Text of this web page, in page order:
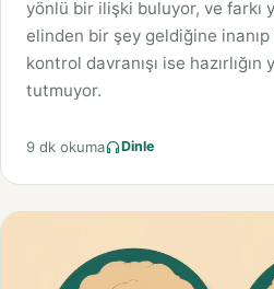
yönlü bir ilişki buluyor, ve farkı
elinden bir şey geldiğine inanıp
kontrol davranışı ise
tutmuyor.
9 dk okuma Dinle